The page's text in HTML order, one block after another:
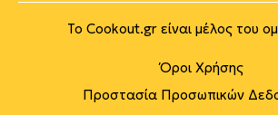
Το Cookout.gr είναι μέλος του
Όροι Χρήσης
Προστασία Προσωπικών